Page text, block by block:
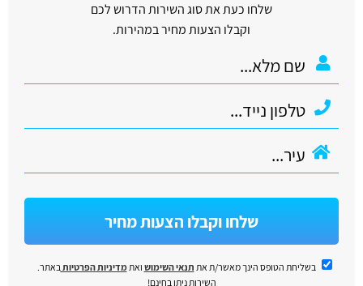
שלחו כעת את סוג השירות הדרוש לכם
וקבלו הצעות מחיר במהירות.
שלחו וקבלו הצעות מחיר
בשליחת הטופס הינך מאשר/ת את תנאי השימוש ואתמדיניות הפרטיותבאתר.
השירות ניתן בחינם!